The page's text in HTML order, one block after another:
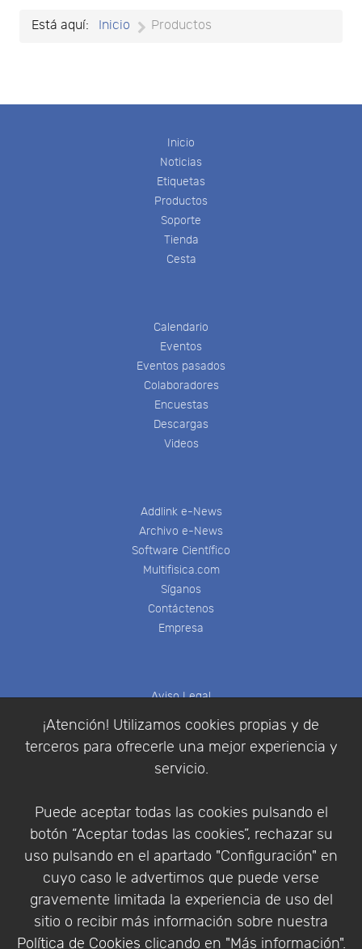
¡Atención! Utilizamos cookies propias y de
terceros para ofrecerle una mejor experiencia y
servicio.
Puede aceptar todas las cookies pulsando el
botón “Aceptar todas las cookies”, rechazar su
uso pulsando en el apartado "Configuración" en
cuyo caso le advertimos que puede verse
gravemente limitada la experiencia de uso del
sitio o recibir más información sobre nuestra
Política de Cookies clicando en "Más información".
Está aquí: Inicio Productos
Inicio
Noticias
Etiquetas
Productos
Soporte
Tienda
Cesta
Calendario
Eventos
Eventos pasados
Colaboradores
Encuestas
Descargas
Videos
Addlink e-News
Archivo e-News
Software Científico
Multifisica.com
Síganos
Contáctenos
Empresa
Aviso Legal
Condiciones de compra
Identificarse
Empresa|Aviso Legal| Política de Privacidad |
Política de Cookies
© Copyright 1994 - 2026. Addlink Software